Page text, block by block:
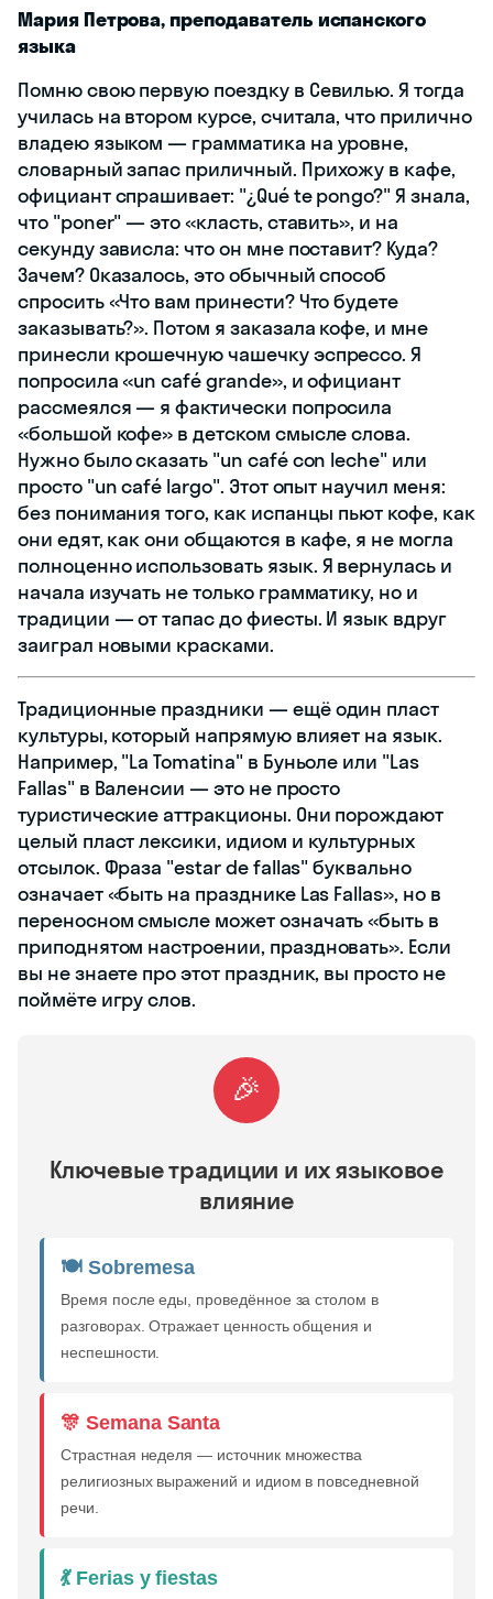
Мария Петрова, преподаватель испанского
языка
Помню свою первую поездку в Севилью. Я тогда
училась на втором курсе, считала, что прилично
владею языком — грамматика на уровне,
словарный запас приличный. Прихожу в кафе,
официант спрашивает: "¿Qué te pongo?" Я знала,
что "poner" — это «класть, ставить», и на
секунду зависла: что он мне поставит? Куда?
Зачем? Оказалось, это обычный способ
спросить «Что вам принести? Что будете
заказывать?». Потом я заказала кофе, и мне
принесли крошечную чашечку эспрессо. Я
попросила «un café grande», и официант
рассмеялся — я фактически попросила
«большой кофе» в детском смысле слова.
Нужно было сказать "un café con leche" или
просто "un café largo". Этот опыт научил меня:
без понимания того, как испанцы пьют кофе, как
они едят, как они общаются в кафе, я не могла
полноценно использовать язык. Я вернулась и
начала изучать не только грамматику, но и
традиции — от тапас до фиесты. И язык вдруг
заиграл новыми красками.
Традиционные праздники — ещё один пласт
культуры, который напрямую влияет на язык.
Например, "La Tomatina" в Буньоле или "Las
Fallas" в Валенсии — это не просто
туристические аттракционы. Они порождают
целый пласт лексики, идиом и культурных
отсылок. Фраза "estar de fallas" буквально
означает «быть на празднике Las Fallas», но в
переносном смысле может означать «быть в
приподнятом настроении, праздновать». Если
вы не знаете про этот праздник, вы просто не
поймёте игру слов.
🎉
Ключевые традиции и их языковое
влияние
🍽️ Sobremesa
Время после еды, проведённое за столом в
разговорах. Отражает ценность общения и
неспешности.
🎊 Semana Santa
Страстная неделя — источник множества
религиозных выражений и идиом в повседневной
речи.
💃 Ferias y fiestas